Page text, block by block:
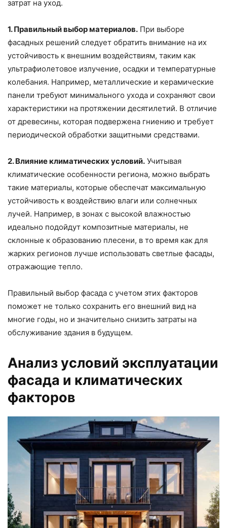
затрат на уход.
1. Правильный выбор материалов. При выборе
фасадных решений следует обратить внимание на их
устойчивость к внешним воздействиям, таким как
ультрафиолетовое излучение, осадки и температурные
колебания. Например, металлические и керамические
панели требуют минимального ухода и сохраняют свои
характеристики на протяжении десятилетий. В отличие
от древесины, которая подвержена гниению и требует
периодической обработки защитными средствами.
2. Влияние климатических условий. Учитывая
климатические особенности региона, можно выбрать
такие материалы, которые обеспечат максимальную
устойчивость к воздействию влаги или солнечных
лучей. Например, в зонах с высокой влажностью
идеально подойдут композитные материалы, не
склонные к образованию плесени, в то время как для
жарких регионов лучше использовать светлые фасады,
отражающие тепло.
Правильный выбор фасада с учетом этих факторов
поможет не только сохранить его внешний вид на
многие годы, но и значительно снизить затраты на
обслуживание здания в будущем.
Анализ условий эксплуатации
фасада и климатических
факторов